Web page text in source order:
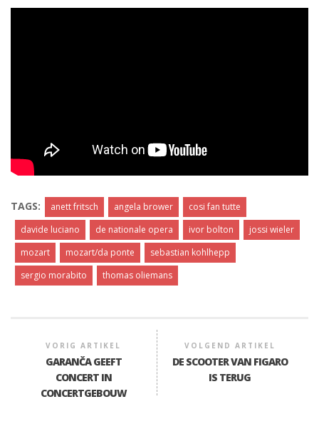
TAGS: anett fritsch angela brower
cosi fan tutte
davide luciano
de nationale opera ivor bolton
jossi wieler
mozart
mozart/da ponte
sebastian kohlhepp
sergio morabito
thomas oliemans
VORIG ARTIKEL
GARANČA GEEFT
CONCERT IN
CONCERTGEBOUW
VOLGEND ARTIKEL
DE SCOOTER VAN FIGARO
IS TERUG